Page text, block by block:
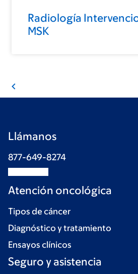
Radiología
MSK
Llámanos
877-649-8274
Atención oncológica
Tipos de cáncer
Diagnóstico y tratamiento
Ensayos clínicos
Seguro y asistencia